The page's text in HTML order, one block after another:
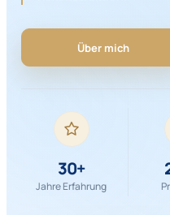
Über mich
30+
Jahre Erfahrung